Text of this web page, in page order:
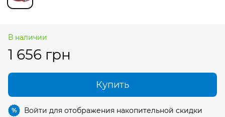
В наличии
1 656 грн
Купить
% Войти для отображения накопительной скидки